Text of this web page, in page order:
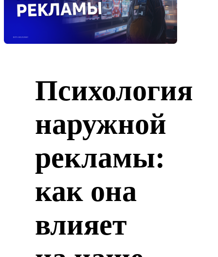
Психология
наружной
рекламы:
как она
влияет